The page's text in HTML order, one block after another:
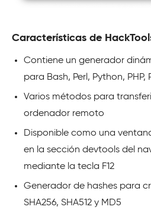
Características de
Contiene un generador
para Bash, Perl, Python,
Varios métodos para
ordenador remoto
Disponible como una
en la sección devtools del
mediante la tecla F12
Generador de hashes para
SHA256, SHA512 y MD5